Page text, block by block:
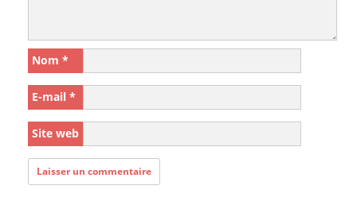
Nom *
E-mail *
Site web